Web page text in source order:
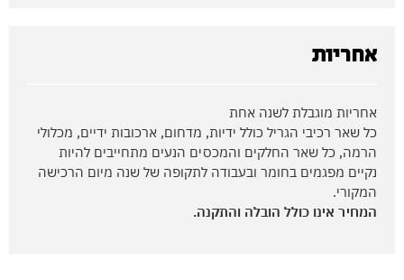
אחריות
אחריות מוגבלת לשנה אחת
כל שאר רכיבי הגריל כולל ידיות, מדחום, ארכובות ידיים, מכלולי
הרמה, כל שאר החלקים והמכסים הנעים מתחייבים להיות
נקיים מפגמים בחומר ובעבודה לתקופה של שנה מיום הרכישה
המקורי.
המחיר אינו כולל הובלה והתקנה.